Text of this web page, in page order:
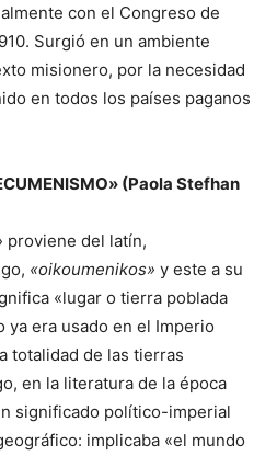
con el Congreso de
Surgió en un ambiente
misionero, por la necesidad
en todos los países paganos
(Paola Stefhan
proviene del latín,
«oikoumenikos» y este a su
«lugar o tierra poblada
ya era usado en el Imperio
totalidad de las tierras
en la literatura de la época
significado político-imperial
implicaba «el mundo